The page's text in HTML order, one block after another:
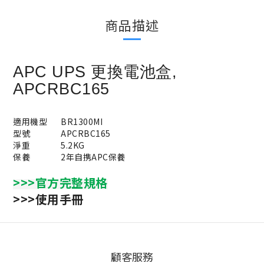
商品描述
APC UPS 更換電池盒,
APCRBC165
適用機型
BR1300MI
型號
APCRBC165
淨重
5.2KG
保養
2年自携APC保養
>>>官方完整規格
>>>使用手冊
顧客服務